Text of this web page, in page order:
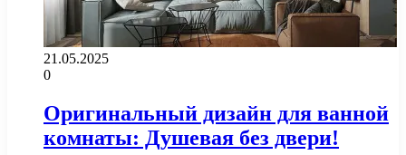
21.05.2025
0
Оригинальный дизайн для ванной
комнаты: Душевая без двери!